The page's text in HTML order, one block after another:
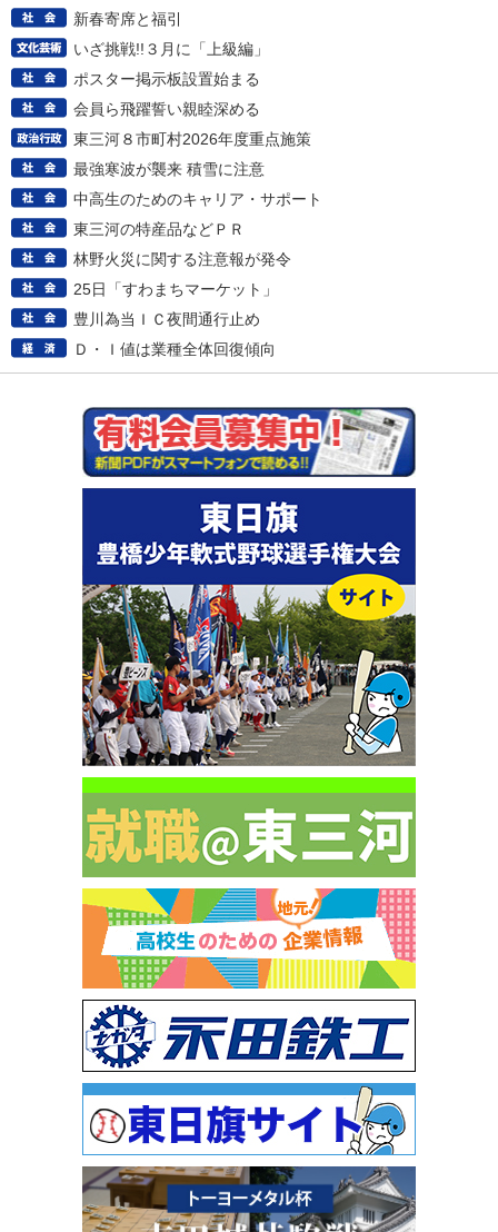
新春寄席と福引
いざ挑戦!!３月に「上級編」
ポスター掲示板設置始まる
会員ら飛躍誓い親睦深める
東三河８市町村2026年度重点施策
最強寒波が襲来 積雪に注意
中高生のためのキャリア・サポート
東三河の特産品などＰＲ
林野火災に関する注意報が発令
25日「すわまちマーケット」
豊川為当ＩＣ夜間通行止め
Ｄ・Ｉ値は業種全体回復傾向